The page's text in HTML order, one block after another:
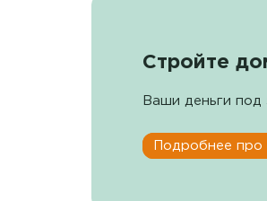
Стройте
Ваши деньги под
Подробнее про